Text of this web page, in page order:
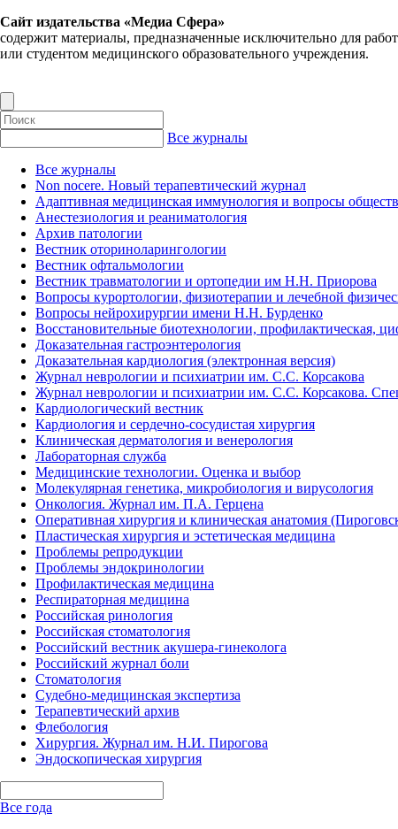
Сайт издательства «Медиа Сфера»
содержит материалы, предназначенные исключительно для
или студентом медицинского образовательного учреждения.
Все журналы
Все журналы
Non nocere. Новый терапевтический журнал
Адаптивная медицинская иммунология и вопросы
Анестезиология и реаниматология
Архив патологии
Вестник оториноларингологии
Вестник офтальмологии
Вестник травматологии и ортопедии им Н.Н. Приорова
Вопросы курортологии, физиотерапии и лечебной
Вопросы нейрохирургии имени Н.Н. Бурденко
Восстановительные биотехнологии, профилактическая,
Доказательная гастроэнтерология
Доказательная кардиология (электронная версия)
Журнал неврологии и психиатрии им. С.С. Корсакова
Журнал неврологии и психиатрии им. С.С. Корсакова.
Кардиологический вестник
Кардиология и сердечно-сосудистая хирургия
Клиническая дерматология и венерология
Лабораторная служба
Медицинские технологии. Оценка и выбор
Молекулярная генетика, микробиология и вирусология
Онкология. Журнал им. П.А. Герцена
Оперативная хирургия и клиническая анатомия
Пластическая хирургия и эстетическая медицина
Проблемы репродукции
Проблемы эндокринологии
Профилактическая медицина
Респираторная медицина
Российская ринология
Российская стоматология
Российский вестник акушера-гинеколога
Российский журнал боли
Стоматология
Судебно-медицинская экспертиза
Терапевтический архив
Флебология
Хирургия. Журнал им. Н.И. Пирогова
Эндоскопическая хирургия
Все года